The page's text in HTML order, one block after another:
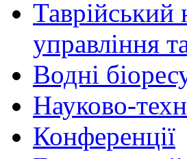
Таврійський
управління
Водні
Науково-
Конференції